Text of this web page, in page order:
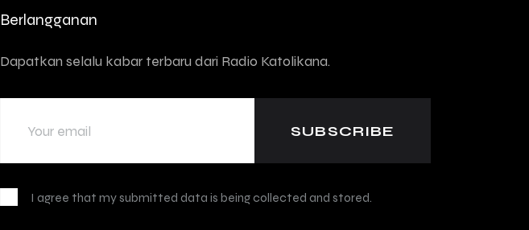
Berlangganan
Dapatkan selalu kabar terbaru dari Radio Katolikana.
I agree that my submitted data is being collected and stored.